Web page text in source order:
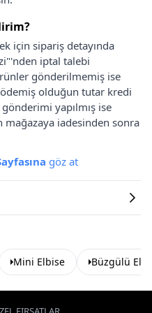
için sipariş detayında
iptal talebi
gönderilmemiş ise
olduğun tutar kredi
yapılmış ise
iadesinden sonra
göz at
Mini Elbise Büzgülü